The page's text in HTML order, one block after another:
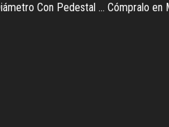
Con Pedestal ... Cómpralo